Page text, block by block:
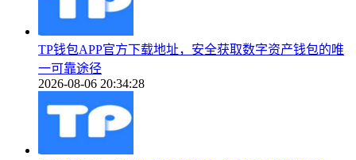
TP钱包APP官方下载地址，安全获取数字资产钱包的唯
一可靠途径
2026-08-06 20:34:28